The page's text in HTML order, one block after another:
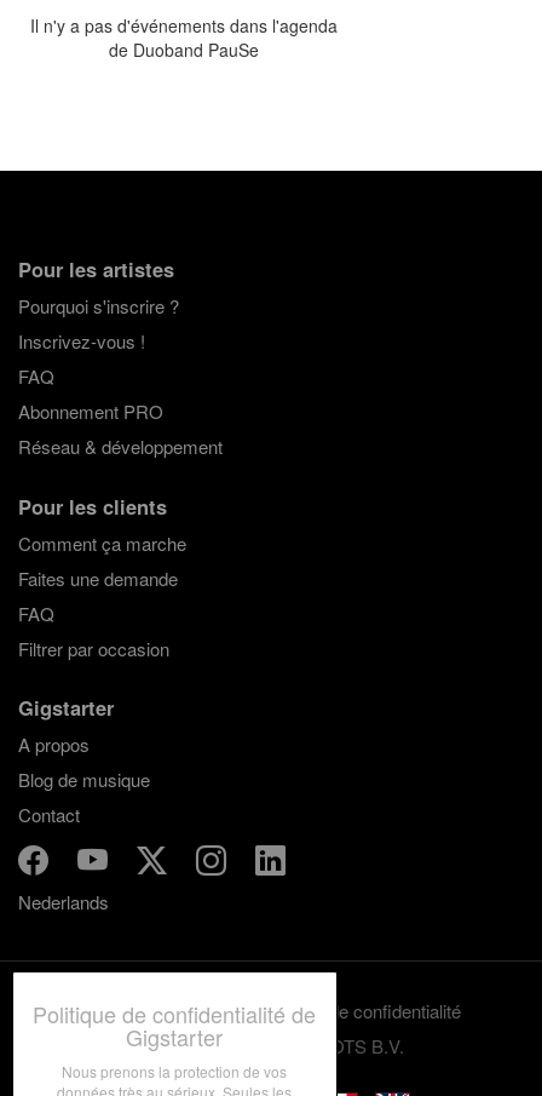
Il n'y a pas d'événements dans l'agenda
de Duoband PauSe
Pour les artistes
Pourquoi s'inscrire ?
Inscrivez-vous !
FAQ
Abonnement PRO
Réseau & développement
Pour les clients
Comment ça marche
Faites une demande
FAQ
Filtrer par occasion
Gigstarter
A propos
Blog de musique
Contact
Nederlands
Termes et conditions
Politique de confidentialité
© 2012-2026 GRASSROOTS B.V.
Politique de confidentialité de
Gigstarter
Nous prenons la protection de vos
données très au sérieux. Seules les